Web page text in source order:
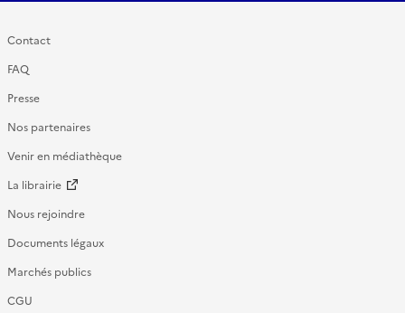
Contact
FAQ
Presse
Nos partenaires
Venir en médiathèque
La librairie
Nous rejoindre
Documents légaux
Marchés publics
CGU